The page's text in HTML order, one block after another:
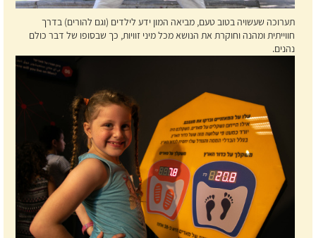
תערוכה שעשויה בטוב טעם, מביאה המון ידע לילדים (וגם להורים) בדרך
חווייתית ומהנה וחוקרת את הנושא מכל מיני זוויות, כך שבסופו של דבר כולם
נהנים.